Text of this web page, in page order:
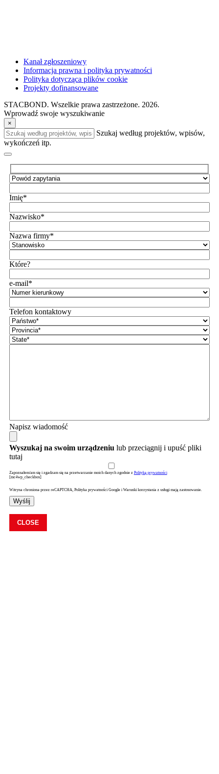
Kanał zgłoszeniowy
Informacja prawna i polityka prywatności
Polityka dotycząca plików cookie
Projekty dofinansowane
STACBOND. Wszelkie prawa zastrzeżone. 2026.
Wprowadź swoje wyszukiwanie
×
Szukaj według projektów, wpisów,
wykończeń itp.
Imię*
Nazwisko*
Nazwa firmy*
Które?
e-mail*
Telefon kontaktowy
Napisz wiadomość
Wyszukaj na swoim urządzeniu lub przeciągnij i upuść pliki
tutaj
Zapoznałem/am się i zgadzam się na przetwarzanie moich danych zgodnie z Polityką prywatności
[mc4wp_checkbox]
Witryna chroniona przez reCAPTCHA, Polityka prywatności Google i Warunki korzystania z usługi mają zastosowanie.
Wyślij
CLOSE